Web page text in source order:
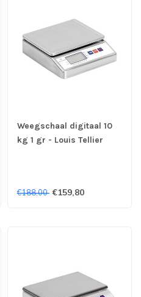
Weegschaal digitaal 10
kg 1 gr - Louis Tellier
€188,00 €159,80